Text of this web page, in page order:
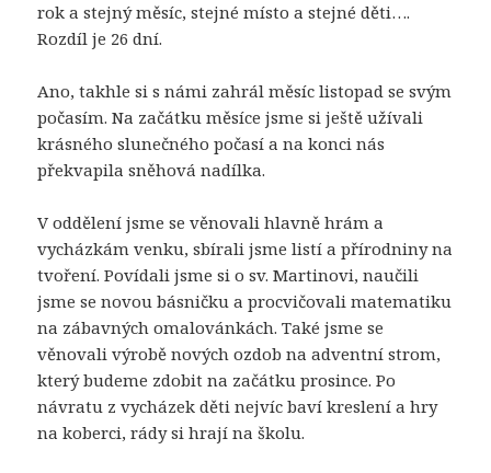
rok a stejný měsíc, stejné místo a stejné děti….
Rozdíl je 26 dní.
Ano, takhle si s námi zahrál měsíc listopad se svým
počasím. Na začátku měsíce jsme si ještě užívali
krásného slunečného počasí a na konci nás
překvapila sněhová nadílka.
V oddělení jsme se věnovali hlavně hrám a
vycházkám venku, sbírali jsme listí a přírodniny na
tvoření. Povídali jsme si o sv. Martinovi, naučili
jsme se novou básničku a procvičovali matematiku
na zábavných omalovánkách. Také jsme se
věnovali výrobě nových ozdob na adventní strom,
který budeme zdobit na začátku prosince. Po
návratu z vycházek děti nejvíc baví kreslení a hry
na koberci, rády si hrají na školu.